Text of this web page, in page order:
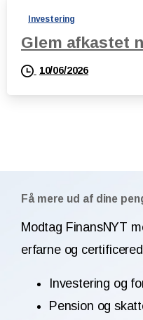
Investering
Glem afkastet
10/06/2026
Få mere ud af dine
Modtag FinansNYT
erfarne og
Investering og
Pension og